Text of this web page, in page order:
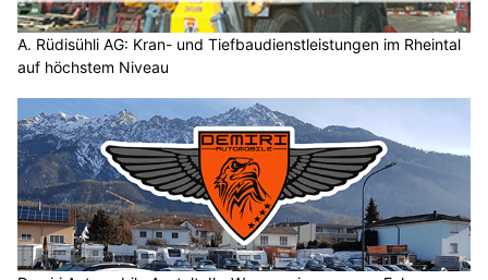
A. Rüdisühli AG: Kran- und Tiefbaudienstleistungen im Rheintal
auf höchstem Niveau